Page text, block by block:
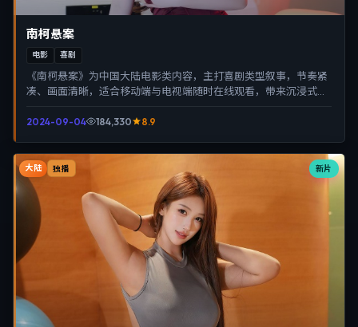
南柯悬案
电影 喜剧
《南柯悬案》为中国大陆电影类内容，主打喜剧类型叙事，节奏紧
凑、画面清晰，适合移动端与电视端随时在线观看，带来沉浸式视
2024-09-04 184,330 8.9
新片
大陆 独播